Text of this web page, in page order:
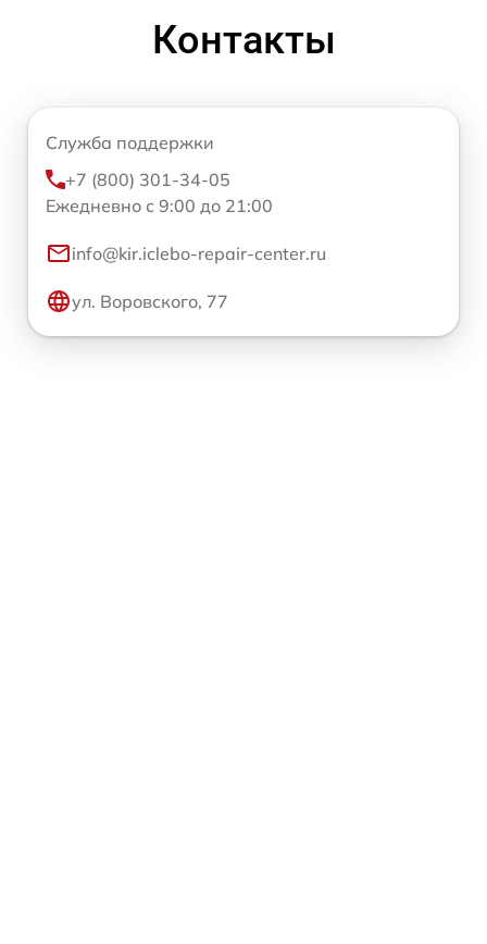
Контакты
Служба поддержки
+7 (800) 301-34-05
Ежедневно с 9:00 до 21:00
info@kir.iclebo-repair-center.ru
ул. Воровского, 77